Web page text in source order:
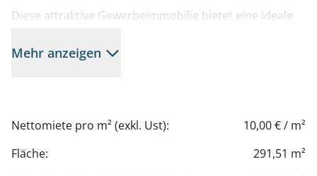
Diese attraktive Gewerbeimmobilie bietet eine ideale
praktischen Lagermöglichkeiten in einer
Das Büro mit einer Fläche von ca. 84 m² befindet sich
im Erdgeschoss und ist hochwertig mit Tischler-
Mehr anzeigen
Nettomiete pro m² (exkl. Ust):
10,00 € / m²
Fläche:
291,51 m²